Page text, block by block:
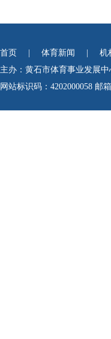
首页 体育新闻 机
主办：黄石市体育事业发展中
网站标识码：4202000058 邮